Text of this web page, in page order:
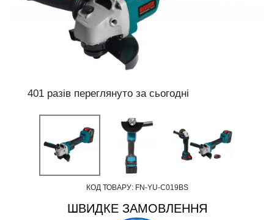
401 разів переглянуто за сьогодні
КОД ТОВАРУ: FN-YU-C019BS
ШВИДКЕ ЗАМОВЛЕННЯ